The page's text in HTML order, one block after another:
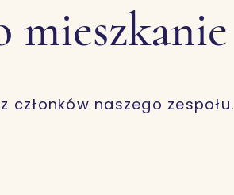
mieszkanie
członków naszego zespołu.